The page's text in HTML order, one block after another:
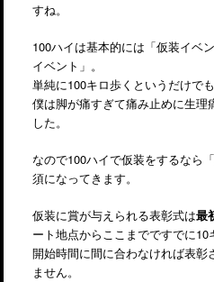
すね。
100ハイは基本的には「仮装イベ
イベント」。
単純に100キロ歩くというだけで
僕は脚が痛すぎて痛み止めに生理
した。
なので100ハイで仮装をするなら
須になってきます。
仮装に賞が与えられる表彰式は最
ート地点からここまでですでに
開始時間に間に合わなければ表彰
ません。